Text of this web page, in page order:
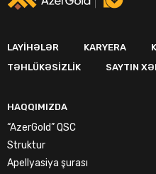
LAYIHƏLƏR KARYERA
TƏHLÜKƏSIZLIK
SAYTIN
HAQQIMIZDA
“AzerGold” QSC
Struktur
Apellyasiya şurası